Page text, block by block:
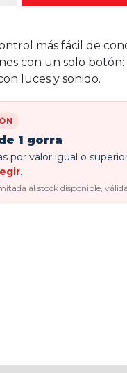
más fácil de
con un solo
luces y sonido.
1 gorra
por valor igual o
.
al stock disponible,